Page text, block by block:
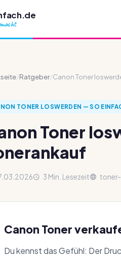
/Ratgeber/Canon Toner
TONER LOSWERDEN — SO
Toner
3 Min. Lesezeit
Canon Toner
Du kennst das Gefühl: Der